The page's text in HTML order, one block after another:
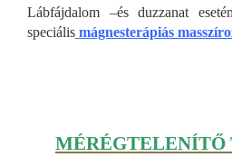
Lábfájdalom –és duzzanat
speciális mágnesterápiás
MÉRÉGTELENÍTŐ